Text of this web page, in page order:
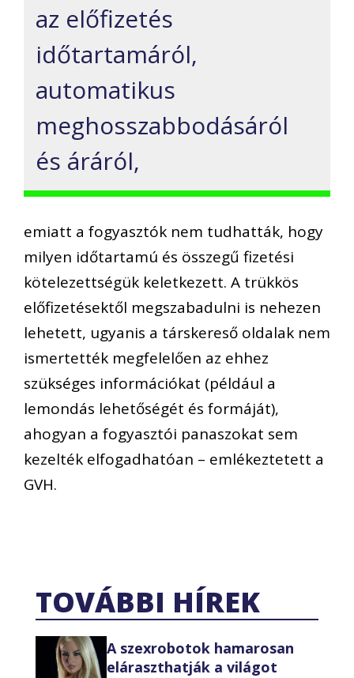
az előfizetés
időtartamáról,
automatikus
meghosszabbodásáról
és áráról,
emiatt a fogyasztók nem tudhatták, hogy
milyen időtartamú és összegű fizetési
kötelezettségük keletkezett. A trükkös
előfizetésektől megszabadulni is nehezen
lehetett, ugyanis a társkereső oldalak nem
ismertették megfelelően az ehhez
szükséges információkat (például a
lemondás lehetőségét és formáját),
ahogyan a fogyasztói panaszokat sem
kezelték elfogadhatóan – emlékeztetett a
GVH.
TOVÁBBI HÍREK
A szexrobotok hamarosan
eláraszthatják a világot